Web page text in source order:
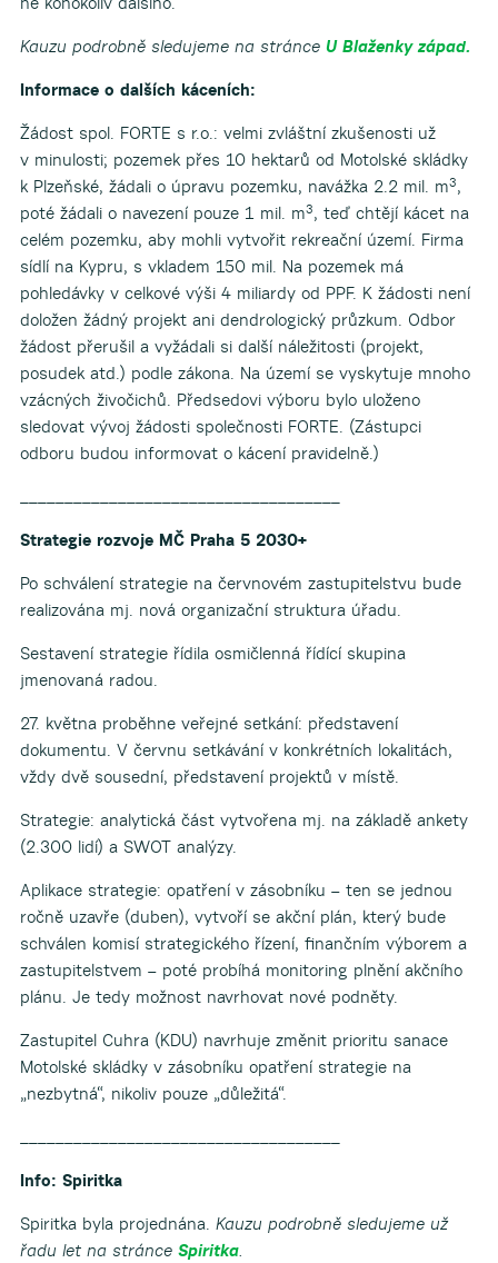
Kauzu podrobně sledujeme na stránce U Blaženky západ.
Informace o dalších káceních:
Žádost spol. FORTE s r.o.: velmi zvláštní zkušenosti už
v minulosti; pozemek přes 10 hektarů od Motolské skládky
k Plzeňské, žádali o úpravu pozemku, navážka 2.2 mil. m3,
poté žádali o navezení pouze 1 mil. m3, teď chtějí kácet na
celém pozemku, aby mohli vytvořit rekreační území. Firma
sídlí na Kypru, s vkladem 150 mil. Na pozemek má
pohledávky v celkové výši 4 miliardy od PPF. K žádosti není
doložen žádný projekt ani dendrologický průzkum. Odbor
žádost přerušil a vyžádali si další náležitosti (projekt,
posudek atd.) podle zákona. Na území se vyskytuje mnoho
vzácných živočichů. Předsedovi výboru bylo uloženo
sledovat vývoj žádosti společnosti FORTE. (Zástupci
odboru budou informovat o kácení pravidelně.)
Strategie rozvoje MČ Praha 5 2030+
Po schválení strategie na červnovém zastupitelstvu bude
realizována mj. nová organizační struktura úřadu.
Sestavení strategie řídila osmičlenná řídící skupina
jmenovaná radou.
27. května proběhne veřejné setkání: představení
dokumentu. V červnu setkávání v konkrétních lokalitách,
vždy dvě sousední, představení projektů v místě.
Strategie: analytická část vytvořena mj. na základě ankety
(2.300 lidí) a SWOT analýzy.
Aplikace strategie: opatření v zásobníku – ten se jednou
ročně uzavře (duben), vytvoří se akční plán, který bude
schválen komisí strategického řízení, finančním výborem a
zastupitelstvem – poté probíhá monitoring plnění akčního
plánu. Je tedy možnost navrhovat nové podněty.
Zastupitel Cuhra (KDU) navrhuje změnit prioritu sanace
Motolské skládky v zásobníku opatření strategie na
„nezbytná“, nikoliv pouze „důležitá“.
Info: Spiritka
Spiritka byla projednána. Kauzu podrobně sledujeme už
řadu let na stránce Spiritka.